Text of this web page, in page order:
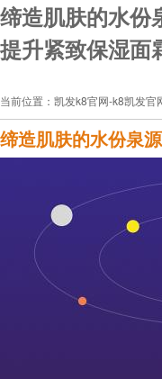
缔造肌肤的水份
提升紧致保湿面
当前位置： 凯发k8官网-k8凯发官
缔造肌肤的水份泉